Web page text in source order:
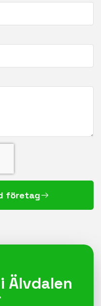
företag
Älvdalen